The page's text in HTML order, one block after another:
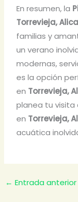
En resumen, la
Torrevieja,
familias y
un verano
modernas,
es la opción
en Torrevieja,
planea tu visita
en Torrevieja,
acuática
← Entrada anterior